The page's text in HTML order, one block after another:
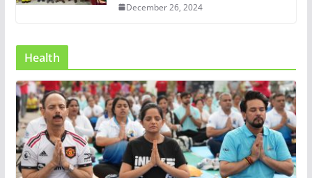
December 26, 2024
Health